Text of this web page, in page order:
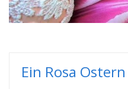
Ein Rosa Ostern